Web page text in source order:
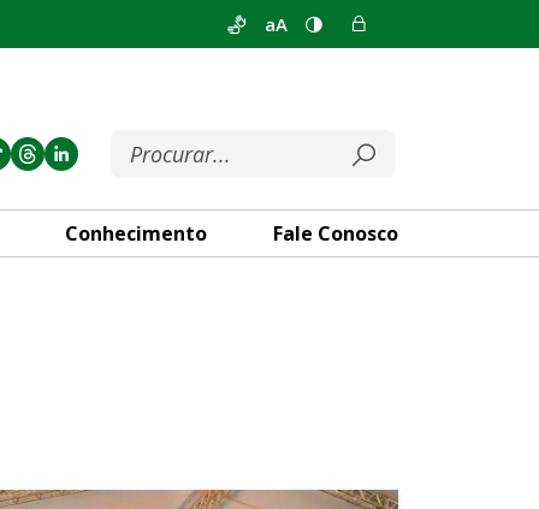
aA
Conhecimento Fale Conosco